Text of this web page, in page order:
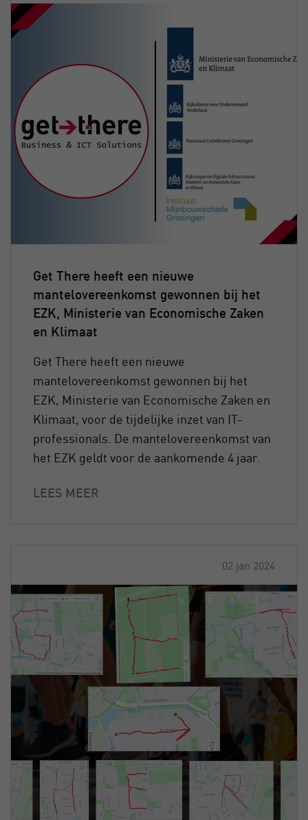
Get There heeft een nieuwe
mantelovereenkomst gewonnen bij het
EZK, Ministerie van Economische Zaken
en Klimaat
Get There heeft een nieuwe
mantelovereenkomst gewonnen bij het
EZK, Ministerie van Economische Zaken en
Klimaat, voor de tijdelijke inzet van IT-
professionals. De mantelovereenkomst van
het EZK geldt voor de aankomende 4 jaar.
LEES MEER
02 jan 2024